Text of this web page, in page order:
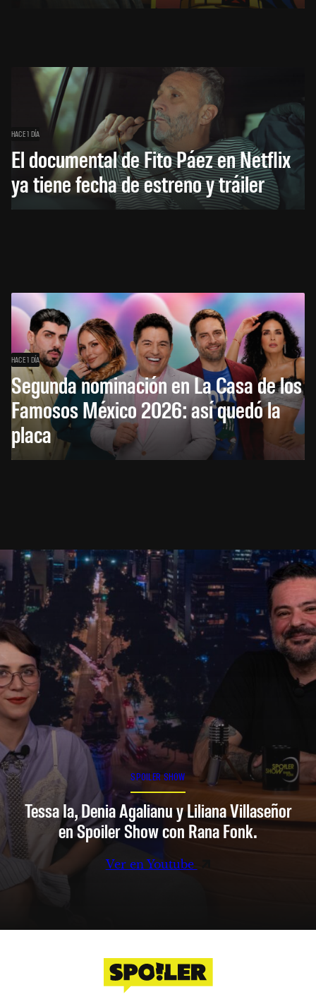
HACE 1 DÍA
El documental de Fito Páez en Netflix
ya tiene fecha de estreno y tráiler
HACE 1 DÍA
Segunda nominación en La Casa de los
Famosos México 2026: así quedó la
placa
SPOILER SHOW
Tessa Ia, Denia Agalianu y Liliana Villaseñor
en Spoiler Show con Rana Fonk.
Ver en Youtube